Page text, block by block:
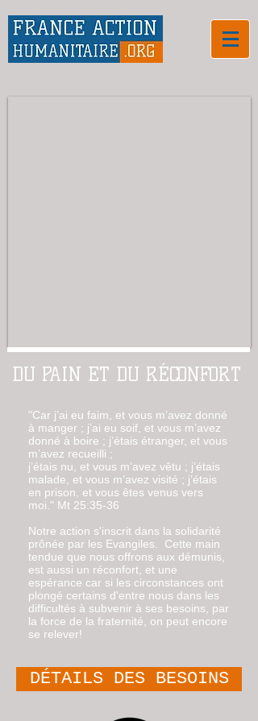
DU PAIN ET DU RÉCONFORT
‭"Car‭ j’ai eu faim‭‭, et‭ vous m‭’avez donné‭‭
à manger‭‭ ; j’ai eu soif‭‭, et‭ vous m‭’avez
donné à boire‭‭ ; j’étais‭‭ étranger‭, et‭ vous
m‭’avez recueilli‭‭ ;‭
‭j’étais nu‭, et‭ vous m‭’avez vêtu‭‭ ; j’étais
malade‭‭, et‭ vous m‭’avez visité‭‭ ; j’étais‭‭
en‭ prison‭, et‭ vous êtes venus‭‭ vers‭
moi‭." Mt 25:35-36
Notre action s'inscrit dans la solidarité
prônée par les Evangiles. Cette main
tendue que nous offrons aux démunis,
est aussi un réconfort, et une
espérance car si les circonstances ont
plongé certains d'entre nous dans les
difficultés à subvenir à ses besoins, par
la force de la fraternité, on peut encore
se relever!
DÉTAILS DES BESOINS